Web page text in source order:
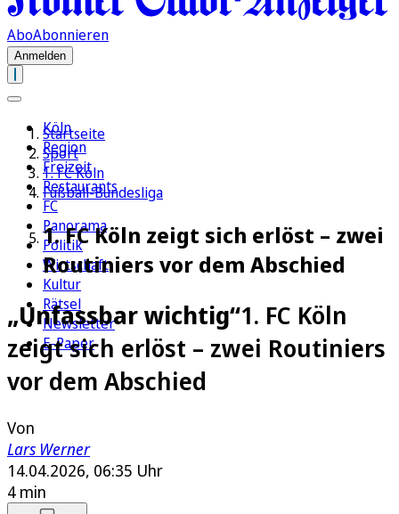
AboAbonnieren
Anmelden
Köln
Region
Freizeit
Restaurants
FC
Panorama
Politik
Wirtschaft
Kultur
Rätsel
Newsletter
E-Paper
Startseite
Sport
1. FC Köln
Fußball-Bundesliga
1. FC Köln zeigt sich erlöst – zwei
Routiniers vor dem Abschied
„Unfassbar wichtig“1. FC Köln
zeigt sich erlöst – zwei Routiniers
vor dem Abschied
Von
Lars Werner
14.04.2026, 06:35 Uhr
4 min